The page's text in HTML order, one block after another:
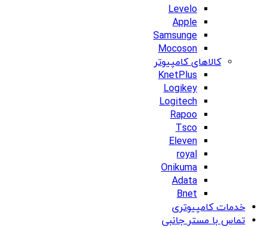
Levelo
Apple
Samsunge
Mocoson
کالاهای کامپیوتر
KnetPlus
Logikey
Logitech
Rapoo
Tsco
Eleven
royal
Onikuma
Adata
Bnet
خدمات کامپیوتری
تماس با مستر جانبی